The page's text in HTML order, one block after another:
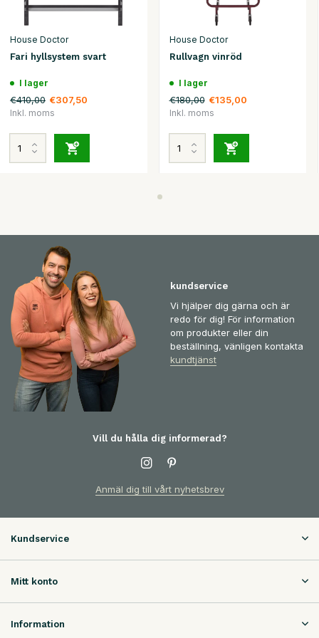
House Doctor
Fari hyllsystem svart
I lager
€410,00 €307,50
Inkl. moms
House Doctor
Rullvagn vinröd
I lager
€180,00 €135,00
Inkl. moms
kundservice
Vi hjälper dig gärna och är
redo för dig! För information
om produkter eller din
beställning, vänligen kontakta
kundtjänst
Vill du hålla dig informerad?
Anmäl dig till vårt nyhetsbrev
Kundservice
Mitt konto
Information